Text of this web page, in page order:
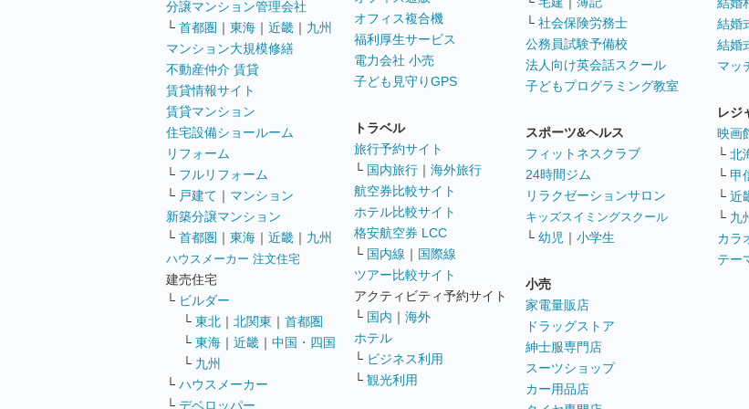
分譲マンション管理会社
└ 首都圏 ｜ 東海 ｜ 近畿 ｜ 九州
マンション大規模修繕
不動産仲介 賃貸
賃貸情報サイト
賃貸マンション
住宅設備ショールーム
リフォーム
└ フルリフォーム
└ 戸建て ｜ マンション
新築分譲マンション
└ 首都圏 ｜ 東海 ｜ 近畿 ｜ 九州
ハウスメーカー 注文住宅
建売住宅
└ ビルダー
└ 東北 ｜ 北関東 ｜ 首都圏
└ 東海 ｜ 近畿 ｜ 中国・四国
└ 九州
└ ハウスメーカー
└ デベロッパー
オフィス複合機
福利厚生サービス
電力会社 小売
子ども見守りGPS
トラベル
旅行予約サイト
└ 国内旅行 ｜ 海外旅行
航空券比較サイト
ホテル比較サイト
格安航空券 LCC
└ 国内線 ｜ 国際線
ツアー比較サイト
アクティビティ予約サイト
└ 国内 ｜ 海外
ホテル
└ ビジネス利用
└ 観光利用
└ 社会保険労務士
公務員試験予備校
法人向け英会話スクール
子どもプログラミング教室
スポーツ&ヘルス
フィットネスクラブ
24時間ジム
リラクゼーションサロン
キッズスイミングスクール
└ 幼児 ｜ 小学生
小売
家電量販店
ドラッグストア
紳士服専門店
スーツショップ
カー用品店
結婚
結婚
マッ
レジ
映画
└ 北
└ 甲
└ 近
└ 九
カラ
テー